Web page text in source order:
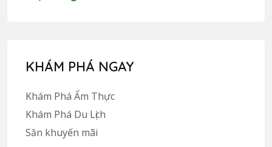
KHÁM PHÁ NGAY
Khám Phá Ẩm Thực
Khám Phá Du Lịch
Săn khuyến mãi